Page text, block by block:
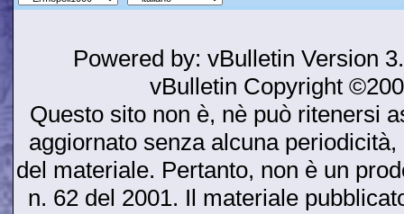
Powered by: vBulletin Version
vBulletin Copyright
Questo sito non è, nè può ritenersi
aggiornato senza alcuna
del materiale. Pertanto, non è un
n. 62 del 2001. Il materiale